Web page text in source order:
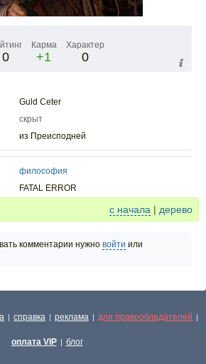
0
Карма
+1
Характер
0
Guld Ceter
скрыт
из Преисподней
философия
FATAL ERROR
с начала | дерево
комментарии нужно войти или
| справка | реклама | для правообладателей |
оплата VIP | блог